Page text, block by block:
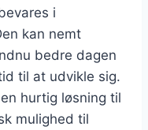
i
kan nemt
bedre dagen
til at udvikle sig.
hurtig løsning til
mulighed til